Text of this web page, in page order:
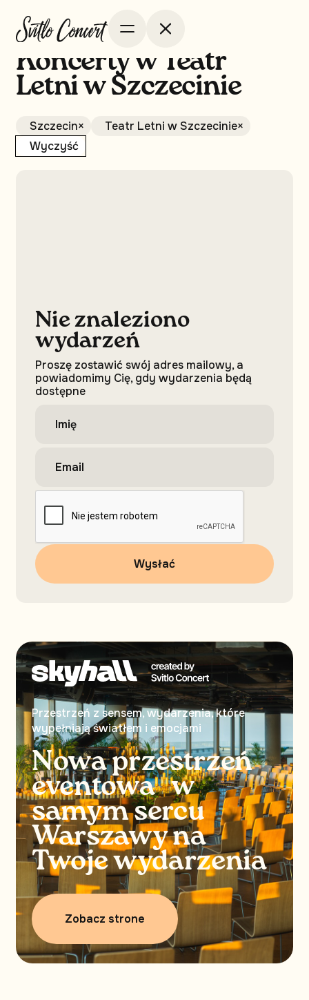
Koncerty w Teatr
Letni w Szczecinie
Szczecin× Teatr Letni w Szczecinie×
Wyczyść
Nie znaleziono
wydarzeń
Proszę zostawić swój adres mailowy, a
powiadomimy Cię, gdy wydarzenia będą
dostępne
Przestrzeń z sensem, wydarzenia, które
wypełniają światłem i emocjami
Nowa przestrzeń
eventowa w
samym sercu
Warszawy na
Twoje wydarzenia
Zobacz strone